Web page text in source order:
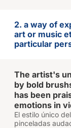
2. a way of
art or music
particular
The artist's
by bold
has been
emotions in
El estilo único
pinceladas